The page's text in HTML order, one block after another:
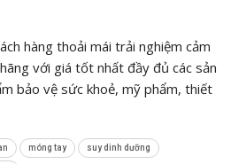
hàng thoải mái trải nghiệm cảm
với giá tốt nhất đầy đủ các sản
bảo vệ sức khoẻ, mỹ phẩm, thiết
móng tay suy dinh dưỡng